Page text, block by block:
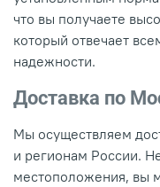
что вы получаете
который отвечает
надежности.
Доставка по
Мы осуществляем
и регионам России.
местоположения, вы